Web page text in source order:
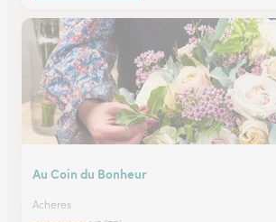
Au Coin du Bonheur
Acheres